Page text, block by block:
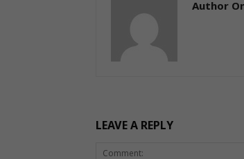
Author
LEAVE A REPLY